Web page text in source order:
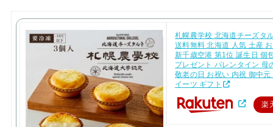
札幌農学校 北海道チーズタ
送料無料 北海道 人気 土産
新千歳空港 第1位 誕生日 個
プレゼント バレンタイン 母
敬老の日 お祝い 内祝 御中元
イーツ ギフト
楽